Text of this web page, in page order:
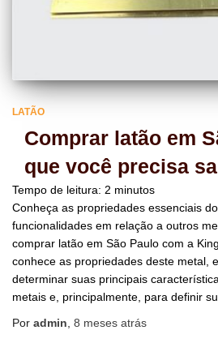
LATÃO
Comprar latão em
que você precisa
Tempo de leitura: 2 minutos
Conheça as propriedades essenciais
funcionalidades em relação a outros
comprar latão em São Paulo com a
conhece as propriedades deste metal,
determinar suas principais
metais e, principalmente, para definir
Por admin 8 meses atrás